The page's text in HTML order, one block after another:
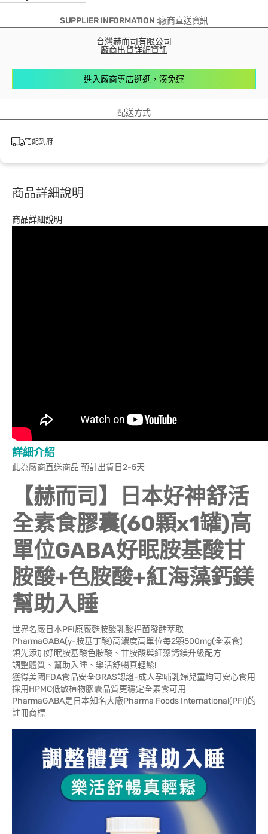
SUPPLIER INFORMATION :廠商直送資訊
台灣赫而司有限公司
廠商出貨詳細資訊
進入廠商專店逛逛，湊免運
配送方式
宅配到府
商品詳細說明
商品詳細說明
詳細介紹
此為廠商直送商品 預計出貨日2-5天
【赫而司】日本好神舒活
全素食膠囊(60顆x1罐)高
單位GABA好眠胺基酸甘
胺酸+色胺酸+紅海藻鈣鎂
幫助入睡
世界名廠日本PFI原廠麩胺酸乳酸桿菌發酵萃取
PharmaGABA(γ-胺基丁酸)高濃度高單位每2顆500mg(全素食)
領先添加好眠胺基酸色胺酸、甘胺酸與紅藻鈣鎂升級配方
調整體質、幫助入睡、樂活舒暢真輕鬆!
獲得美國FDA食品安全GRAS認證-成人孕哺乳婦兒童均可安心食用
採用HPMC低敏植物膠囊品質更穩定全素食可用
PharmaGABA是日本知名大廠Pharma Foods International(PFI)的
註冊商標